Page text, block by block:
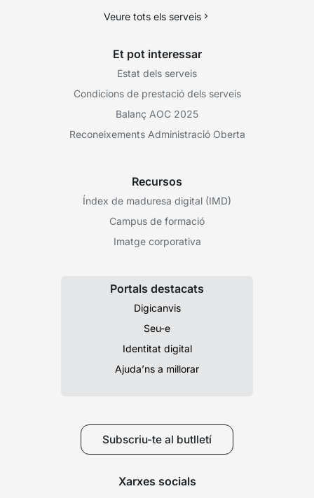
Veure tots els serveis
Et pot interessar
Estat dels serveis
Condicions de prestació dels serveis
Balanç AOC 2025
Reconeixements Administració Oberta
Recursos
Índex de maduresa digital (IMD)
Campus de formació
Imatge corporativa
Portals destacats
Digicanvis
Seu-e
Identitat digital
Ajuda’ns a millorar
Subscriu-te al butlletí
Xarxes socials